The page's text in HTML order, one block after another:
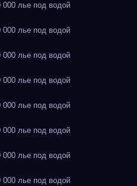
лье под водой
лье под водой
лье под водой
лье под водой
лье под водой
лье под водой
лье под водой
лье под водой